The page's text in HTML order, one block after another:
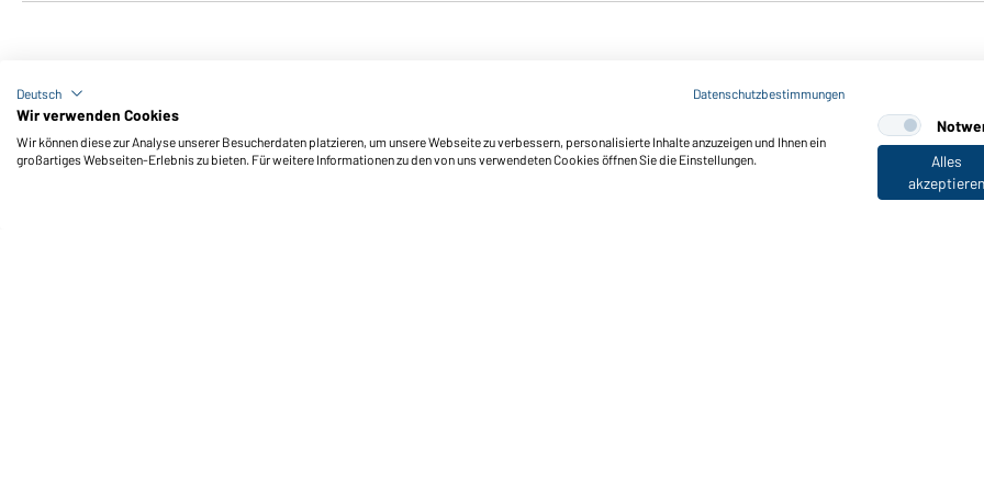
Oversized Sweat Hoody
UNISEX OCS Blended & RCS
Deutsch Datenschutzbestimmungen
Wir verwenden Cookies
Wir können diese zur Analyse unserer Besucherdaten platzieren, um unsere Webseite zu verbessern, personalisierte Inhalte anzuzeigen und Ihnen ein
großartiges Webseiten-Erlebnis zu bieten. Für weitere Informationen zu den von uns verwendeten Cookies öffnen Sie die Einstellungen.
Alles
akzeptieren